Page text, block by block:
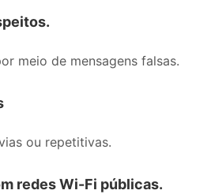
meio de mensagens falsas.
ou repetitivas.
redes Wi-Fi públicas.